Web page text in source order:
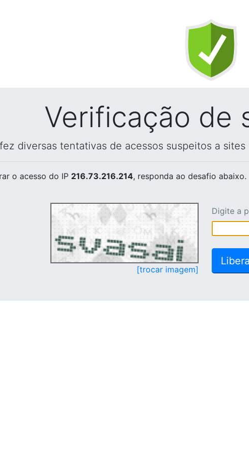
Verificação de
diversas tentativas de acessos suspeitos a
o acesso do IP 216.73.216.214, responda ao desafio abaixo.
[trocar imagem]
Digite a